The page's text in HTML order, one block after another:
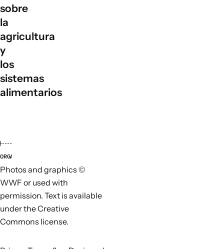
sobre
la
agricultura
y
los
sistemas
alimentarios
ORGANIZACIONES LÍDERES
Photos and graphics ©
WWF or used with
permission. Text is available
under the Creative
Commons license.